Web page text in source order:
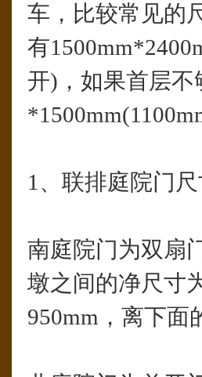
车，比较常见的
有
开)，如果首层不
1、联排庭院门
南庭院门为双扇
墩之间的净尺寸
950mm，离下面